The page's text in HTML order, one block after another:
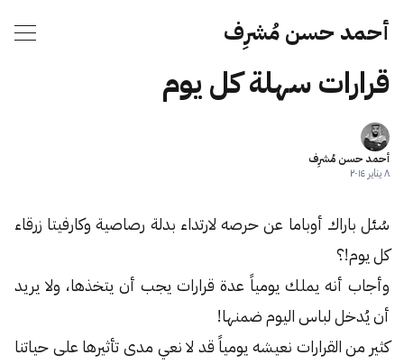
أحمد حسن مُشرِف
قرارات سهلة كل يوم
أحمد حسن مُشرِف
٨ يناير ٢٠١٤
سُئل باراك أوباما عن حرصه لارتداء بدلة رصاصية وكارفيتا زرقاء
كل يوم!؟
وأجاب أنه يملك يومياً عدة قرارات يجب أن يتخذها، ولا يريد
أن يُدخل لباس اليوم ضمنها!
كثير من القرارات نعيشه يومياً قد لا نعي مدى تأثيرها على حياتنا